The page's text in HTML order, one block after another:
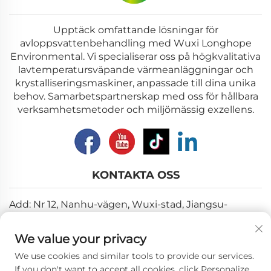
Upptäck omfattande lösningar för
avloppsvattenbehandling med Wuxi Longhope
Environmental. Vi specialiserar oss på högkvalitativa
lavtemperatursväpande värmeanläggningar och
krystalliseringsmaskiner, anpassade till dina unika
behov. Samarbetspartnerskap med oss för hållbara
verksamhetsmetoder och miljömässig exzellens.
KONTAKTA OSS
Add: Nr 12, Nanhu-vägen, Wuxi-stad, Jiangsu-
E-post:[email protected]
Tel:+86-18018310578
We value your privacy
We use cookies and similar tools to provide our services.